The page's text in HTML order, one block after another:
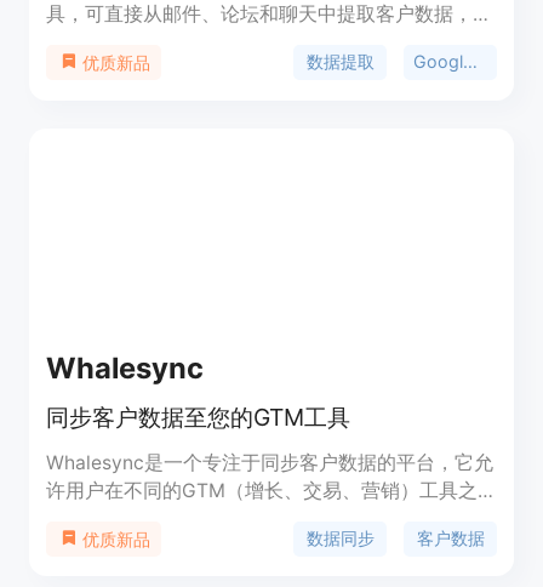
具，可直接从邮件、论坛和聊天中提取客户数据，实
用户切换工具的时间，提高数据整理和分析的效率。
优质新品 数据提取 Google集成
Whalesync
同步客户数据至您的GTM工具
Whalesync是一个专注于同步客户数据的平台，它允
许用户在不同的GTM（增长、交易、营销）工具之
提高数据的实时性和准确性，减少数据孤岛，帮助企
优质新品 数据同步 客户数据